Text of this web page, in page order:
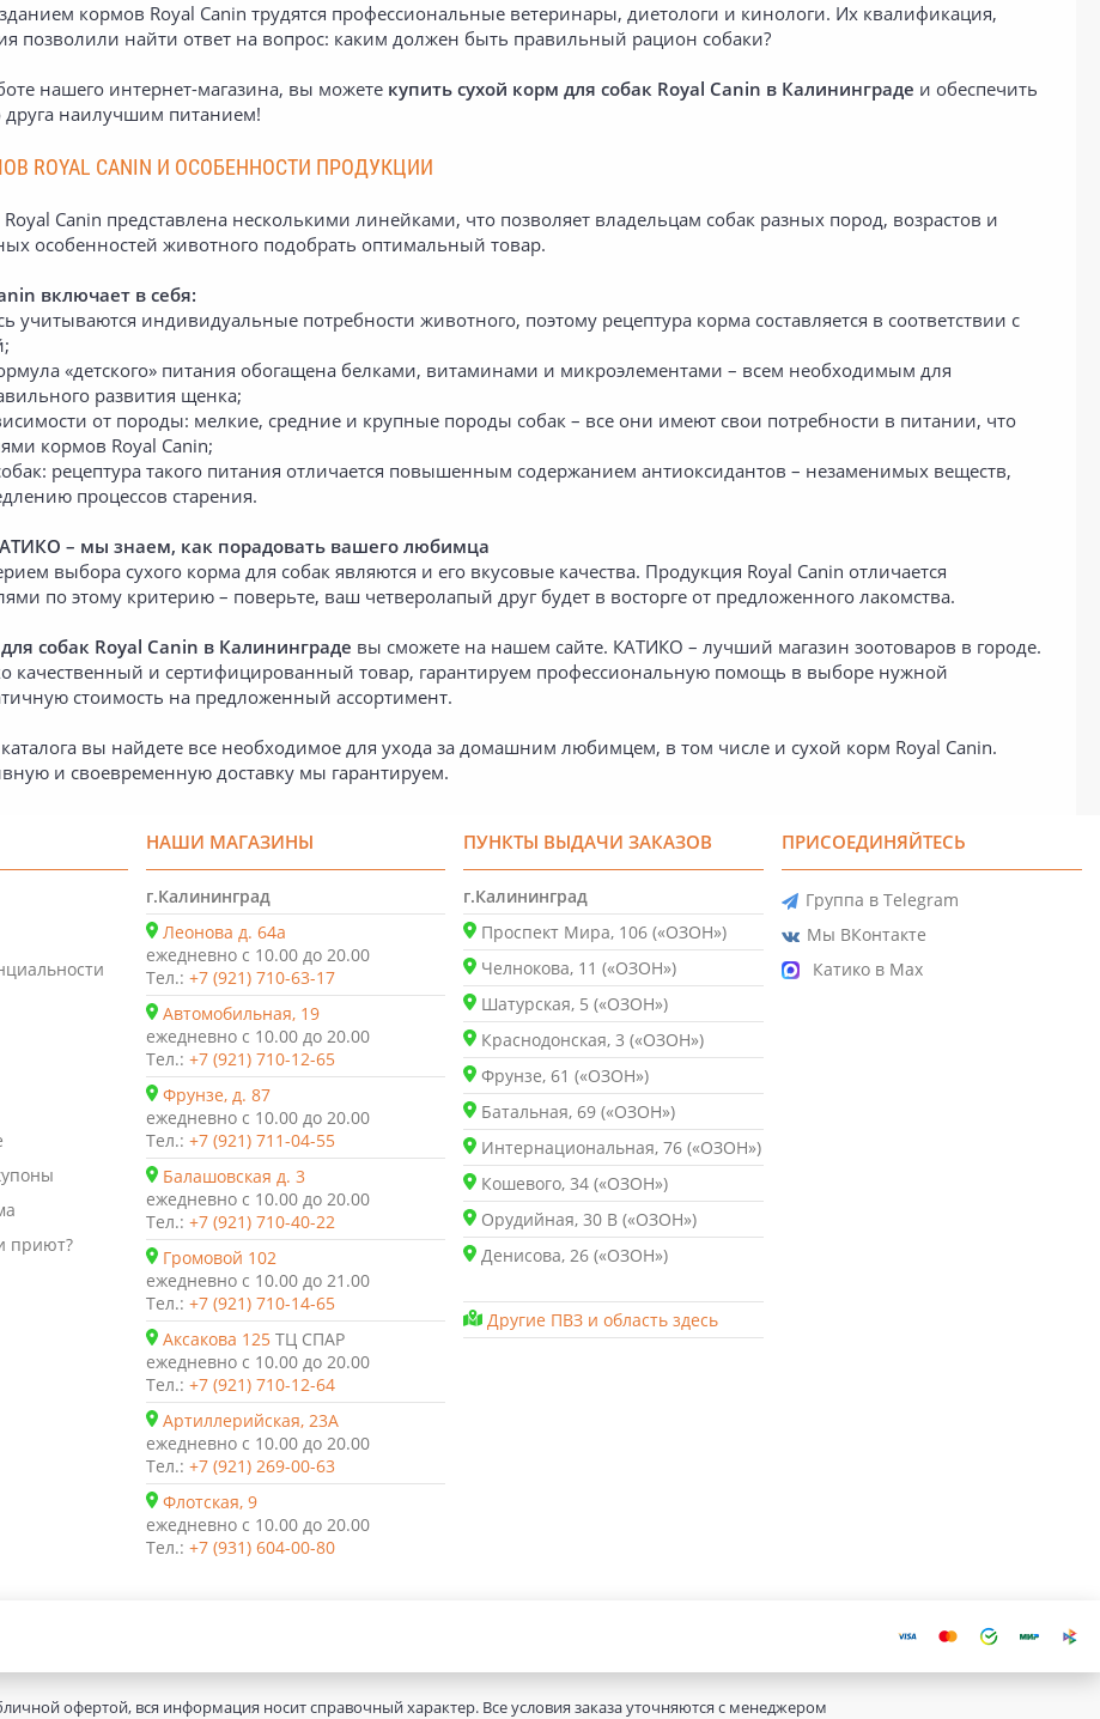
кормов Royal Canin трудятся профессиональные ветеринары, диетологи и кинологи. Их квалификация,
позволили найти ответ на вопрос: каким должен быть правильный рацион собаки?
нашего интернет-магазина, вы можете купить сухой корм для собак Royal Canin в Калининграде и обеспечить
друга наилучшим питанием!
ROYAL CANIN И ОСОБЕННОСТИ ПРОДУКЦИИ
Canin представлена несколькими линейками, что позволяет владельцам собак разных пород, возрастов и
особенностей животного подобрать оптимальный товар.
включает в себя:
учитываются индивидуальные потребности животного, поэтому рецептура корма составляется в соответствии с
«детского» питания обогащена белками, витаминами и микроэлементами – всем необходимым для
развития щенка;
от породы: мелкие, средние и крупные породы собак – все они имеют свои потребности в питании, что
кормов Royal Canin;
рецептура такого питания отличается повышенным содержанием антиоксидантов – незаменимых веществ,
процессов старения.
– мы знаем, как порадовать вашего любимца
выбора сухого корма для собак являются и его вкусовые качества. Продукция Royal Canin отличается
по этому критерию – поверьте, ваш четверолапый друг будет в восторге от предложенного лакомства.
собак Royal Canin в Калининграде вы сможете на нашем сайте. КАТИКО – лучший магазин зоотоваров в городе.
качественный и сертифицированный товар, гарантируем профессиональную помощь в выборе нужной
стоимость на предложенный ассортимент.
вы найдете все необходимое для ухода за домашним любимцем, в том числе и сухой корм Royal Canin.
и своевременную доставку мы гарантируем.
приют?
НАШИ МАГАЗИНЫ
г.Калининград
Леонова д. 64а
ежедневно с 10.00 до 20.00
Тел.: +7 (921) 710-63-17
Автомобильная, 19
ежедневно с 10.00 до 20.00
Тел.: +7 (921) 710-12-65
Фрунзе, д. 87
ежедневно с 10.00 до 20.00
Тел.: +7 (921) 711-04-55
Балашовская д. 3
ежедневно с 10.00 до 20.00
Тел.: +7 (921) 710-40-22
Громовой 102
ежедневно с 10.00 до 21.00
Тел.: +7 (921) 710-14-65
Аксакова 125 ТЦ СПАР
ежедневно с 10.00 до 20.00
Тел.: +7 (921) 710-12-64
Артиллерийская, 23А
ежедневно с 10.00 до 20.00
Тел.: +7 (921) 269-00-63
Флотская, 9
ежедневно с 10.00 до 20.00
Тел.: +7 (931) 604-00-80
ПУНКТЫ ВЫДАЧИ ЗАКАЗОВ
г.Калининград
Проспект Мира, 106 («ОЗОН»)
Челнокова, 11 («ОЗОН»)
Шатурская, 5 («ОЗОН»)
Краснодонская, 3 («ОЗОН»)
Фрунзе, 61 («ОЗОН»)
Батальная, 69 («ОЗОН»)
Интернациональная, 76 («ОЗОН»)
Кошевого, 34 («ОЗОН»)
Орудийная, 30 В («ОЗОН»)
Денисова, 26 («ОЗОН»)
Другие ПВЗ и область здесь
ПРИСОЕДИНЯЙТЕСЬ
Группа в Telegram
Мы ВКонтакте
Катико в Max
офертой, вся информация носит справочный характер. Все условия заказа уточняются с менеджером